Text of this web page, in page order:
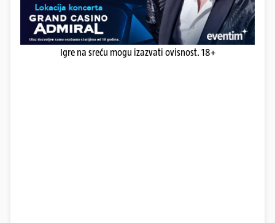
Igre na sreću mogu izazvati ovisnost. 18+